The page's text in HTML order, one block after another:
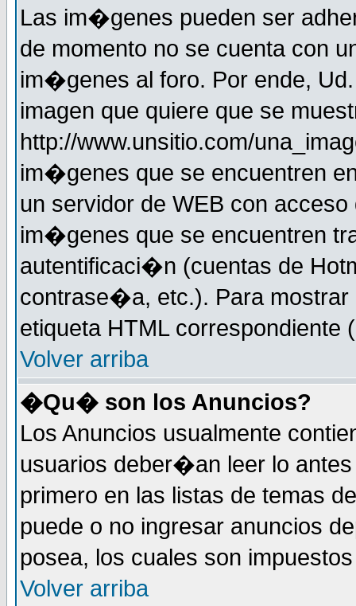
Las im�genes pueden ser
de momento no se cuenta con
im�genes al foro. Por ende,
imagen que quiere que se
http://www.unsitio.com/
im�genes que se encuentren
un servidor de WEB con
im�genes que se encuentren
autentificaci�n (cuentas de
contrase�a, etc.). Para mostrar
etiqueta HTML correspondiente
Volver arriba
�Qu� son los Anuncios?
Los Anuncios usualmente
usuarios deber�an leer lo
primero en las listas de temas
puede o no ingresar anuncios
posea, los cuales son
Volver arriba